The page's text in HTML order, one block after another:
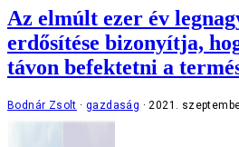
Az elmúlt ezer év
erdősítése bizonyítja,
távon befektetni a
Bodnár Zsolt gazdaság 2021.